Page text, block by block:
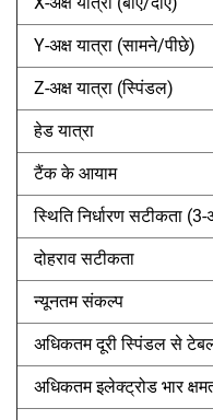
Y-अक्ष यात्रा (सामने/पीछे)
Z-अक्ष यात्रा (स्पिंडल)
हेड यात्रा
टैंक के आयाम
स्थिति निर्धारण सटीकता (3-
दोहराव सटीकता
न्यूनतम संकल्प
अधिकतम दूरी स्पिंडल से
अधिकतम इलेक्ट्रोड भार